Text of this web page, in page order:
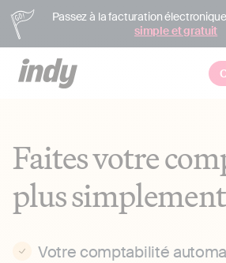
Passez à la facturation
simple et gratuit
Faites votre
plus simplement
Votre comptabilité